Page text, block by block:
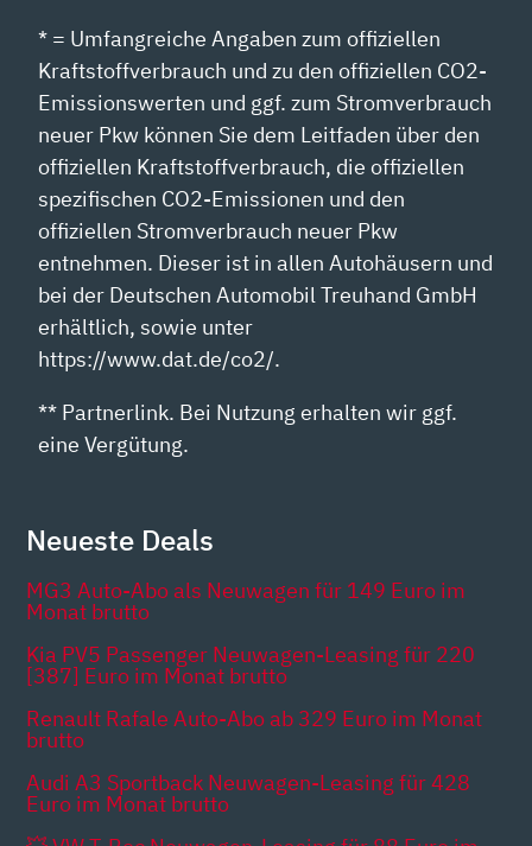
* = Umfangreiche Angaben zum offiziellen
Kraftstoffverbrauch und zu den offiziellen CO2-
Emissionswerten und ggf. zum Stromverbrauch
neuer Pkw können Sie dem Leitfaden über den
offiziellen Kraftstoffverbrauch, die offiziellen
spezifischen CO2-Emissionen und den
offiziellen Stromverbrauch neuer Pkw
entnehmen. Dieser ist in allen Autohäusern und
bei der Deutschen Automobil Treuhand GmbH
erhältlich, sowie unter
https://www.dat.de/co2/.
** Partnerlink. Bei Nutzung erhalten wir ggf.
eine Vergütung.
Neueste Deals
MG3 Auto-Abo als Neuwagen für 149 Euro im
Monat brutto
Kia PV5 Passenger Neuwagen-Leasing für 220
[387] Euro im Monat brutto
Renault Rafale Auto-Abo ab 329 Euro im Monat
brutto
Audi A3 Sportback Neuwagen-Leasing für 428
Euro im Monat brutto